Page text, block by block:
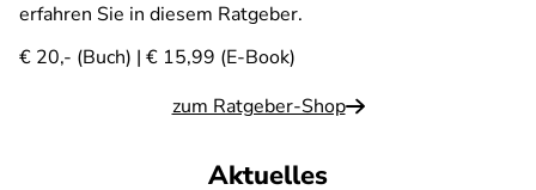
erfahren Sie in diesem Ratgeber.
€ 20,- (Buch) | € 15,99 (E-Book)
zum Ratgeber-Shop
Aktuelles